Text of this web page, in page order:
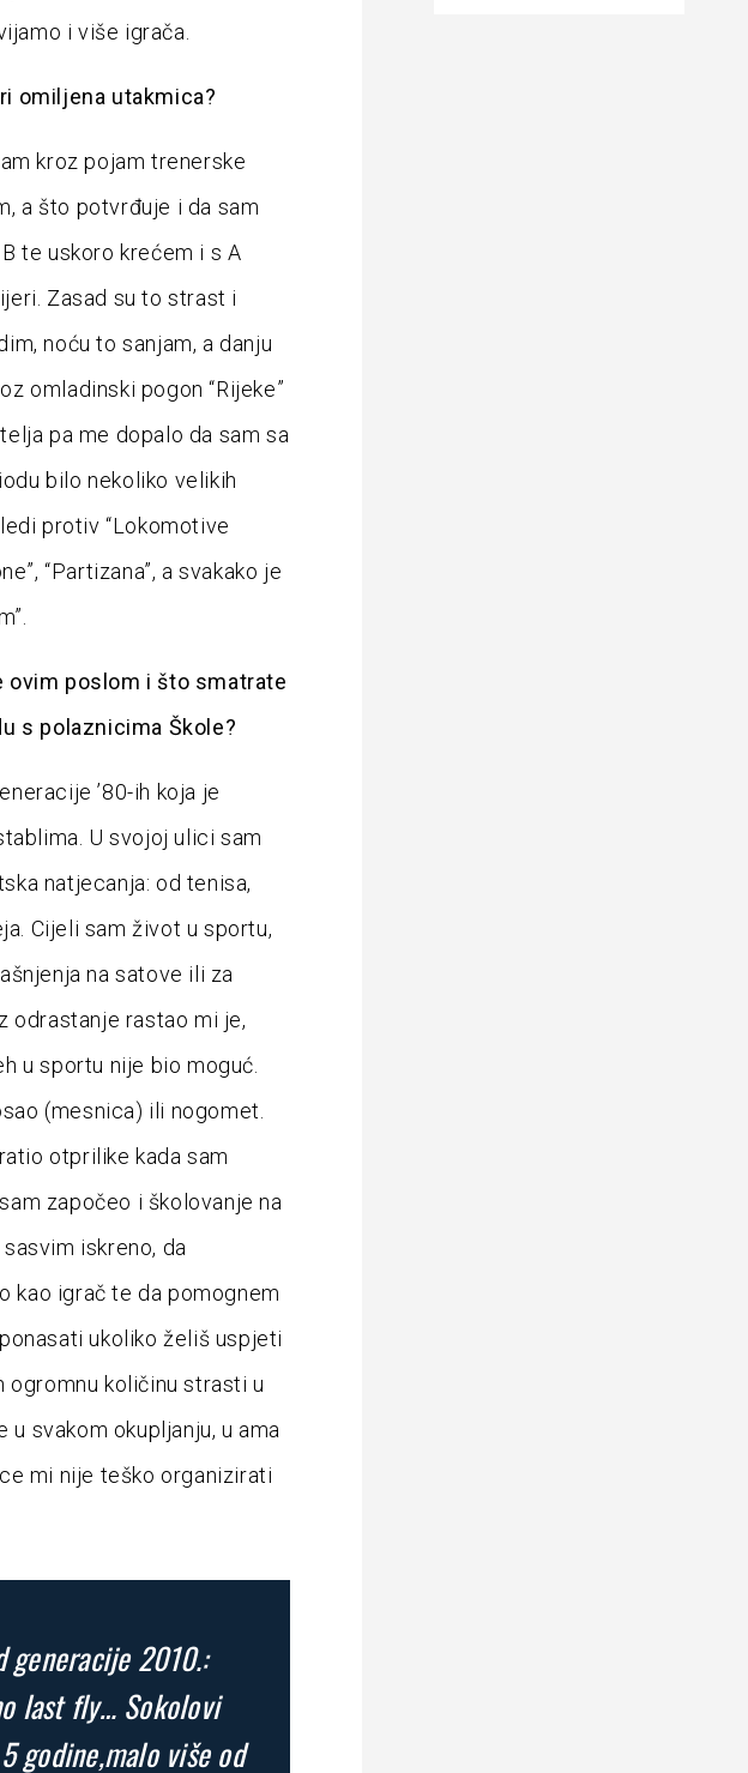
i više igrača.
omiljena utakmica?
kroz pojam trenerske
a što potvrđuje i da sam
te uskoro krećem i s A
Zasad su to strast i
noću to sanjam, a danju
omladinski pogon “Rijeke”
pa me dopalo da sam sa
bilo nekoliko velikih
protiv “Lokomotive
“Partizana”, a svakako je
ovim poslom i što smatrate
s polaznicima Škole?
’80-ih koja je
U svojoj ulici sam
natjecanja: od tenisa,
Cijeli sam život u sportu,
na satove ili za
odrastanje rastao mi je,
u sportu nije bio moguć.
(mesnica) ili nogomet.
otprilike kada sam
započeo i školovanje na
iskreno, da
kao igrač te da pomognem
ukoliko želiš uspjeti
ogromnu količinu strasti u
svakom okupljanju, u ama
mi nije teško organizirati
generacije 2010.:
last fly… Sokolovi
godine,malo više od